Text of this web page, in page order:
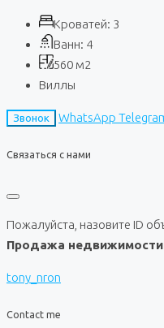
Кроватей: 3
Ванн: 4
560 м2
Виллы
Звонок WhatsApp
Связаться с нами
Пожалуйста, назовите ID
Продажа недвижимости
tony_nron
Contact me